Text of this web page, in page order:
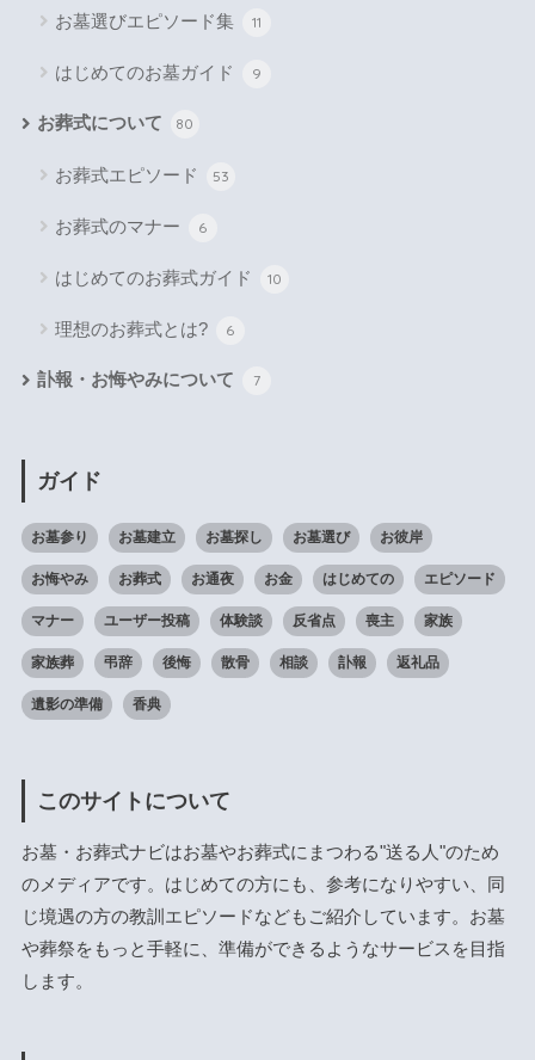
お墓選びエピソード集 11
はじめてのお墓ガイド 9
お葬式について 80
お葬式エピソード 53
お葬式のマナー 6
はじめてのお葬式ガイド 10
理想のお葬式とは? 6
訃報・お悔やみについて 7
ガイド
お墓参り お墓建立 お墓探し お墓選び お彼岸
お悔やみ お葬式 お通夜 お金 はじめての エピソード
マナー ユーザー投稿 体験談 反省点 喪主 家族
家族葬 弔辞 後悔 散骨 相談 訃報 返礼品
遺影の準備 香典
このサイトについて
お墓・お葬式ナビはお墓やお葬式にまつわる"送る人"のため
のメディアです。はじめての方にも、参考になりやすい、同
じ境遇の方の教訓エピソードなどもご紹介しています。お墓
や葬祭をもっと手軽に、準備ができるようなサービスを目指
します。